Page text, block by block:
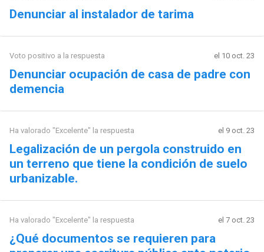
Denunciar al instalador de tarima
Voto positivo a la respuesta el 10 oct. 23
Denunciar ocupación de casa de padre con
demencia
Ha valorado "Excelente" la respuesta el 9 oct. 23
Legalización de un pergola construido en
un terreno que tiene la condición de suelo
urbanizable.
Ha valorado "Excelente" la respuesta el 7 oct. 23
¿Qué documentos se requieren para